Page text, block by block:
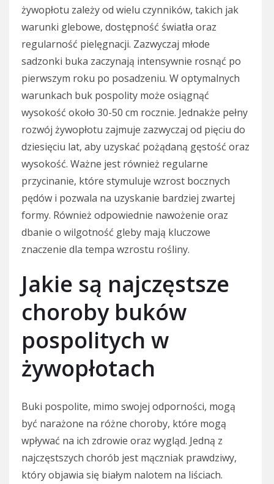
żywopłotu zależy od wielu czynników, takich jak
warunki glebowe, dostępność światła oraz
regularność pielęgnacji. Zazwyczaj młode
sadzonki buka zaczynają intensywnie rosnąć po
pierwszym roku po posadzeniu. W optymalnych
warunkach buk pospolity może osiągnąć
wysokość około 30-50 cm rocznie. Jednakże pełny
rozwój żywopłotu zajmuje zazwyczaj od pięciu do
dziesięciu lat, aby uzyskać pożądaną gęstość oraz
wysokość. Ważne jest również regularne
przycinanie, które stymuluje wzrost bocznych
pędów i pozwala na uzyskanie bardziej zwartej
formy. Również odpowiednie nawożenie oraz
dbanie o wilgotność gleby mają kluczowe
znaczenie dla tempa wzrostu rośliny.
Jakie są najczęstsze
choroby buków
pospolitych w
żywopłotach
Buki pospolite, mimo swojej odporności, mogą
być narażone na różne choroby, które mogą
wpływać na ich zdrowie oraz wygląd. Jedną z
najczęstszych chorób jest mączniak prawdziwy,
który objawia się białym nalotem na liściach.